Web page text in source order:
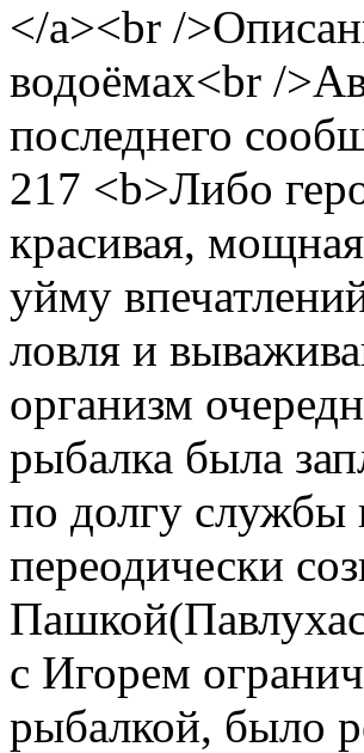
</a><br /
водоёмах<br /
последнего
217 <b>Либо
красивая,
уйму
ловля и
организм
рыбалка была
по долгу службы
переодически
с Игорем
рыбалкой, было